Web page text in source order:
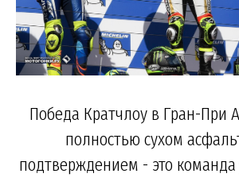
Победа Кратчлоу в Гран-При
полностью сухом
подтверждением - это команда